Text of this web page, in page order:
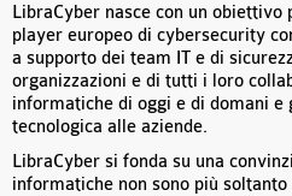
LibraCyber nasce con un
player europeo di cybersecurity
a supporto dei team IT e di
organizzazioni e di tutti i loro
informatiche di oggi e di domani e
tecnologica alle aziende.
LibraCyber si fonda su una
informatiche non sono più